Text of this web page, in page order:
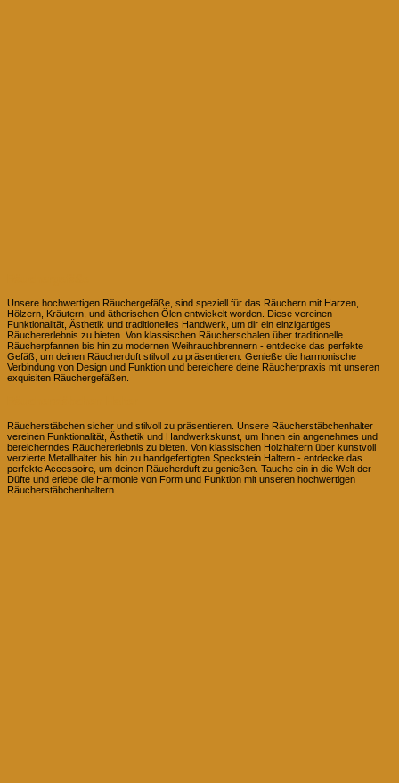
Unsere hochwertigen Räuchergefäße, sind speziell für das Räuchern mit Harzen,
Hölzern, Kräutern, und ätherischen Ölen entwickelt worden. Diese vereinen
Funktionalität, Ästhetik und traditionelles Handwerk, um dir ein einzigartiges
Räuchererlebnis zu bieten. Von klassischen Räucherschalen über traditionelle
Räucherpfannen bis hin zu modernen Weihrauchbrennern - entdecke das perfekte
Gefäß, um deinen Räucherduft stilvoll zu präsentieren. Genieße die harmonische
Verbindung von Design und Funktion und bereichere deine Räucherpraxis mit unseren
exquisiten Räuchergefäßen.
Räucherstäbchen sicher und stilvoll zu präsentieren. Unsere Räucherstäbchenhalter
vereinen Funktionalität, Ästhetik und Handwerkskunst, um Ihnen ein angenehmes und
bereicherndes Räuchererlebnis zu bieten. Von klassischen Holzhaltern über kunstvoll
verzierte Metallhalter bis hin zu handgefertigten Speckstein Haltern - entdecke das
perfekte Accessoire, um deinen Räucherduft zu genießen. Tauche ein in die Welt der
Düfte und erlebe die Harmonie von Form und Funktion mit unseren hochwertigen
Räucherstäbchenhaltern.